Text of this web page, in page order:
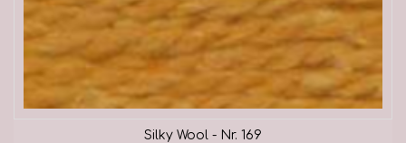
Silky Wool - Nr. 169